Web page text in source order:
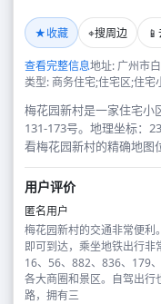
★收藏 ⌖搜周边 📱
查看完整信息地址: 广州市
类型: 商务住宅;住宅区;住宅
梅花园新村是一家住宅小
131-173号。地理坐标：
看梅花园新村的精确地图
用户评价
匿名用户
梅花园新村的交通非常便
即可到达，乘坐地铁出行
16、56、882、836、179
各大商圈和景区‌。自驾出行
路，拥有三